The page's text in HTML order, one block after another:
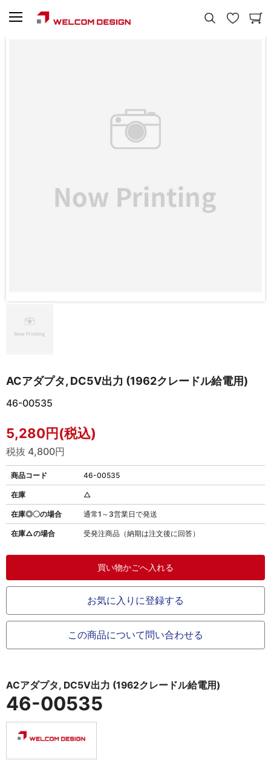
ACアダプタ, DC5V出力 (1962クレードル給電用)
46-00535
5,280円(税込)
税抜 4,800円
商品コード 46-00535
在庫◎〇の場合 通常1～3営業日で発送
在庫△の場合 受発注商品（納期は注文後に回答）
在庫 △
お気に入りに登録する
この商品について問い合わせる
ACアダプタ, DC5V出力 (1962クレードル給電用)
46-00535